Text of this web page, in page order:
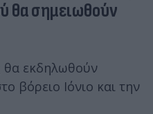
θα σημειωθούν
θα εκδηλωθούν
βόρειο Ιόνιο και την